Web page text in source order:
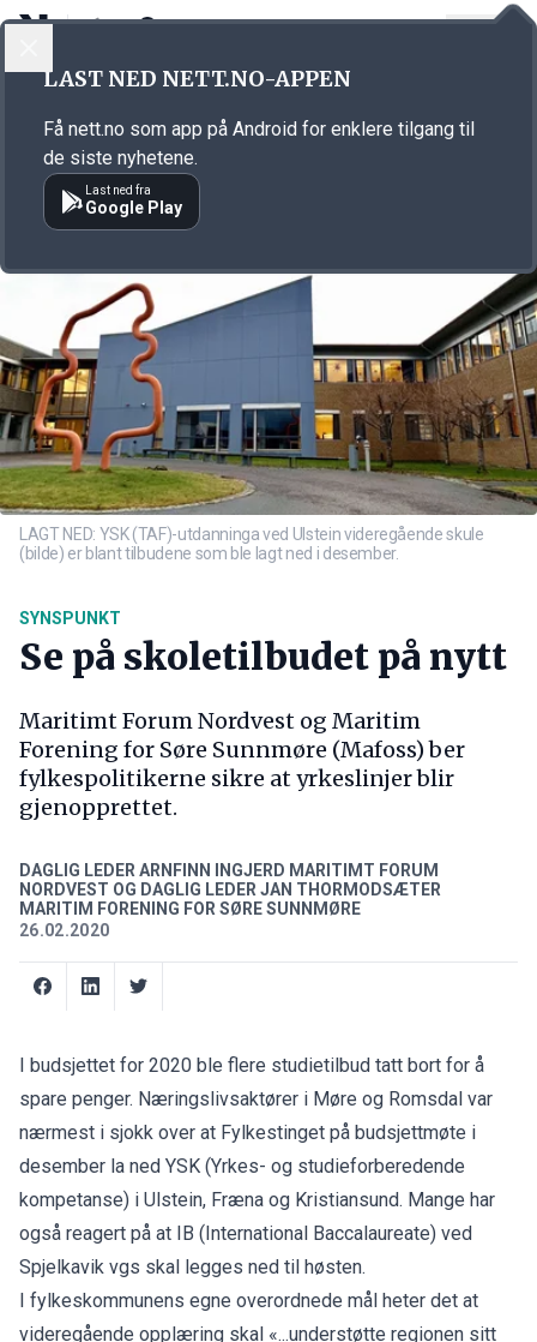
Annonsørinnhold
LAGT NED: YSK (TAF)-utdanninga ved Ulstein videregående skule
(bilde) er blant tilbudene som ble lagt ned i desember.
SYNSPUNKT
Se på skoletilbudet på nytt
Maritimt Forum Nordvest og Maritim
Forening for Søre Sunnmøre (Mafoss) ber
fylkespolitikerne sikre at yrkeslinjer blir
gjenopprettet.
DAGLIG LEDER ARNFINN INGJERD MARITIMT FORUM
NORDVEST OG DAGLIG LEDER JAN THORMODSÆTER
MARITIM FORENING FOR SØRE SUNNMØRE
26.02.2020
I budsjettet for 2020 ble flere studietilbud tatt bort for å
spare penger. Næringslivsaktører i Møre og Romsdal var
nærmest i sjokk over at Fylkestinget på budsjettmøte i
desember la ned YSK (Yrkes- og studieforberedende
kompetanse) i Ulstein, Fræna og Kristiansund. Mange har
også reagert på at IB (International Baccalaureate) ved
Spjelkavik vgs skal legges ned til høsten.
I fylkeskommunens egne overordnede mål heter det at
videregående opplæring skal «...understøtte regionen sitt
LAST NED NETT.NO-APPEN
Få nett.no som app på Android for enklere tilgang til
de siste nyhetene.
Last ned fra
Google Play